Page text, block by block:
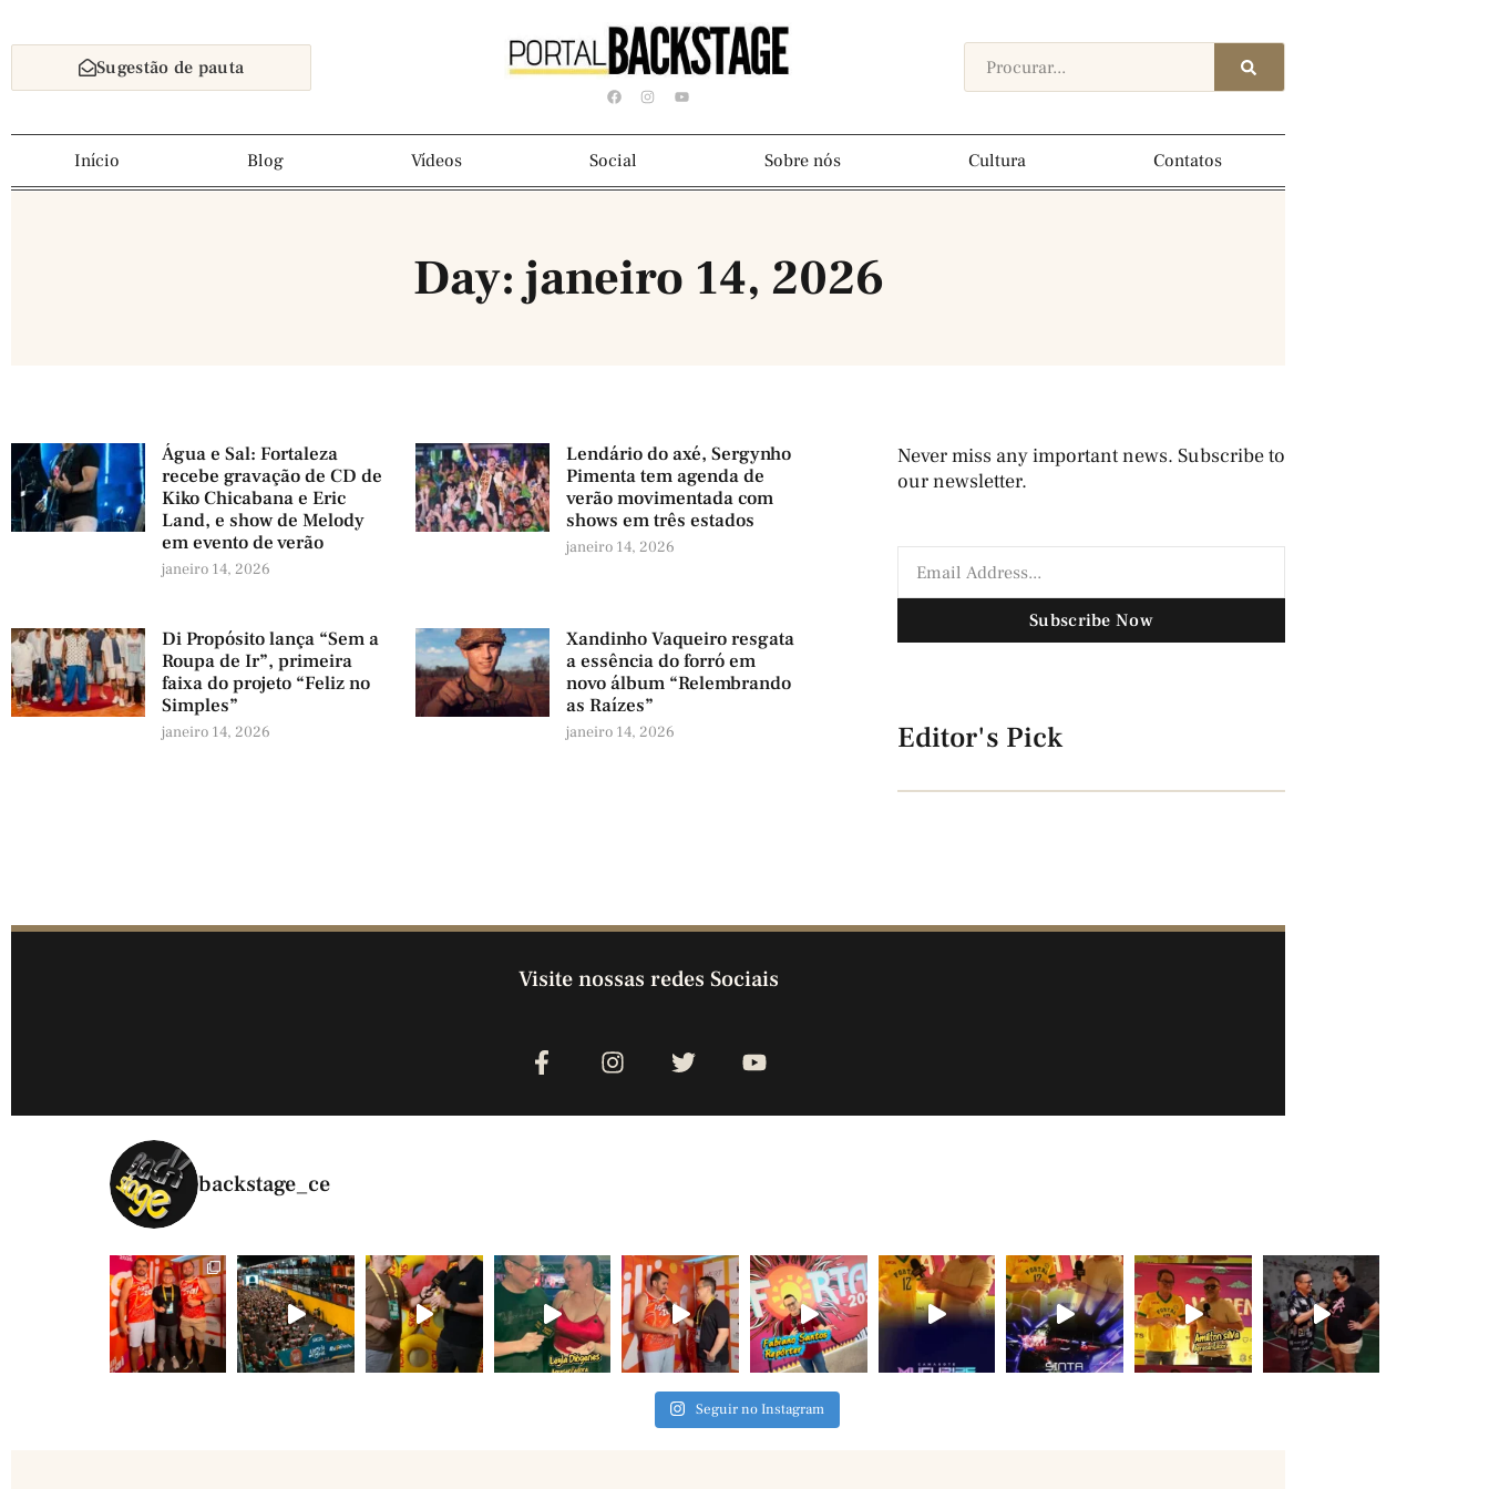
Sugestão de pauta
Início Blog Vídeos Social Sobre nós Cultura Contatos
Day: janeiro 14, 2026
Água e Sal: Fortaleza
recebe gravação de CD de
Kiko Chicabana e Eric
Land, e show de Melody
em evento de verão
janeiro 14, 2026
Lendário do axé, Sergynho
Pimenta tem agenda de
verão movimentada com
shows em três estados
janeiro 14, 2026
Di Propósito lança “Sem a
Roupa de Ir”, primeira
faixa do projeto “Feliz no
Simples”
janeiro 14, 2026
Xandinho Vaqueiro resgata
a essência do forró em
novo álbum “Relembrando
as Raízes”
janeiro 14, 2026
Never miss any important news. Subscribe to
our newsletter.
Subscribe Now
Editor's Pick
Visite nossas redes Sociais
backstage_ce
Seguir no Instagram